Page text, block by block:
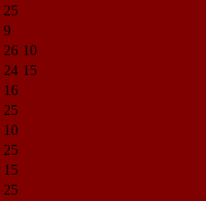
25
9
26 10
24 15
16
25
10
25
15
25